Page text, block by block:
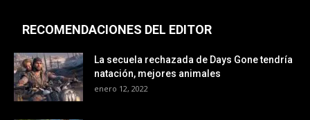
RECOMENDACIONES DEL EDITOR
La secuela rechazada de Days Gone tendría
natación, mejores animales
enero 12, 2022